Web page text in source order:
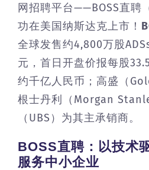
网招聘平台——BOSS直聘
功在美国纳斯达克上市！
全球发售约4,800万股
元，首日开盘价报每股
约千亿人民币；高盛（
根士丹利（Morgan
（UBS）为其主承销商。
BOSS直聘：以技术
服务中小企业